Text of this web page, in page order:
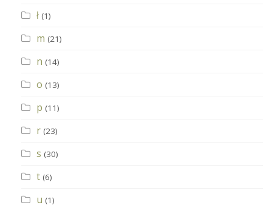
ł (1)
m (21)
n (14)
o (13)
p (11)
r (23)
s (30)
t (6)
u (1)